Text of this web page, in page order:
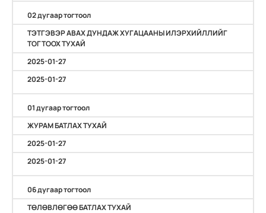
02 дугаар тогтоол
ТЭТГЭВЭР АВАХ ДУНДАЖ ХУГАЦААНЫ ИЛЭРХИЙЛЛИЙГ
ТОГТООХ ТУХАЙ
2025-01-27
2025-01-27
01 дугаар тогтоол
ЖУРАМ БАТЛАХ ТУХАЙ
2025-01-27
2025-01-27
06 дугаар тогтоол
ТӨЛӨВЛӨГӨӨ БАТЛАХ ТУХАЙ